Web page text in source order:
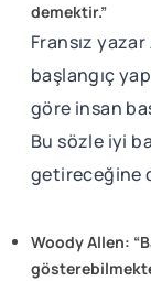
demektir.”
Fransız
başlangıç
göre insan
Bu sözle iyi
getireceğine
Woody Allen: